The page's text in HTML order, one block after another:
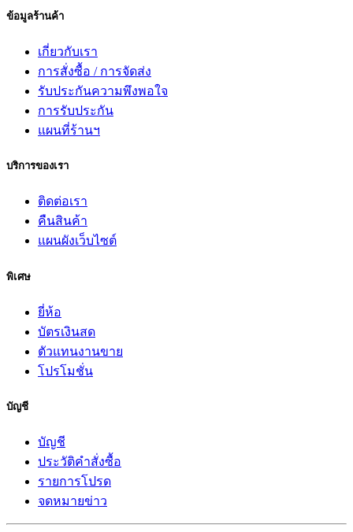
ข้อมูลร้านค้า
เกี่ยวกับเรา
การสั่งซื้อ / การจัดส่ง
รับประกันความพึงพอใจ
การรับประกัน
แผนที่ร้านฯ
บริการของเรา
ติดต่อเรา
คืนสินค้า
แผนผังเว็บไซต์
พิเศษ
ยี่ห้อ
บัตรเงินสด
ตัวแทนงานขาย
โปรโมชั่น
บัญชี
บัญชี
ประวัติคำสั่งซื้อ
รายการโปรด
จดหมายข่าว